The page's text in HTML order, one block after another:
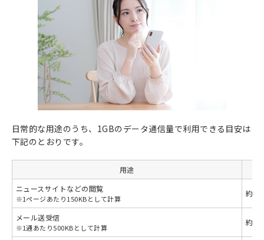
日常的な用途のうち、1GBのデータ通信量で利用できる目安は
下記のとおりです。
用途
ニュースサイトなどの閲覧
※1ページあたり150KBとして計算
約
メール送受信
※1通あたり500KBとして計算
約